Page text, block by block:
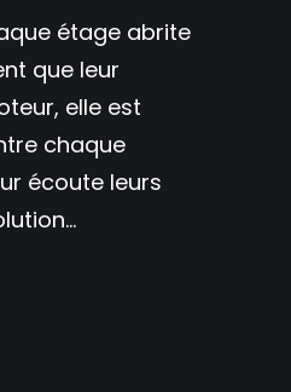
étage abrite
que leur
elle est
chaque
écoute leurs